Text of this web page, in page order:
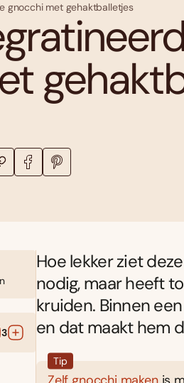
gnocchi met gehaktballetjes
3
Hoe lekker ziet
nodig, maar heeft
kruiden. Binnen
en dat maakt hem
Tip